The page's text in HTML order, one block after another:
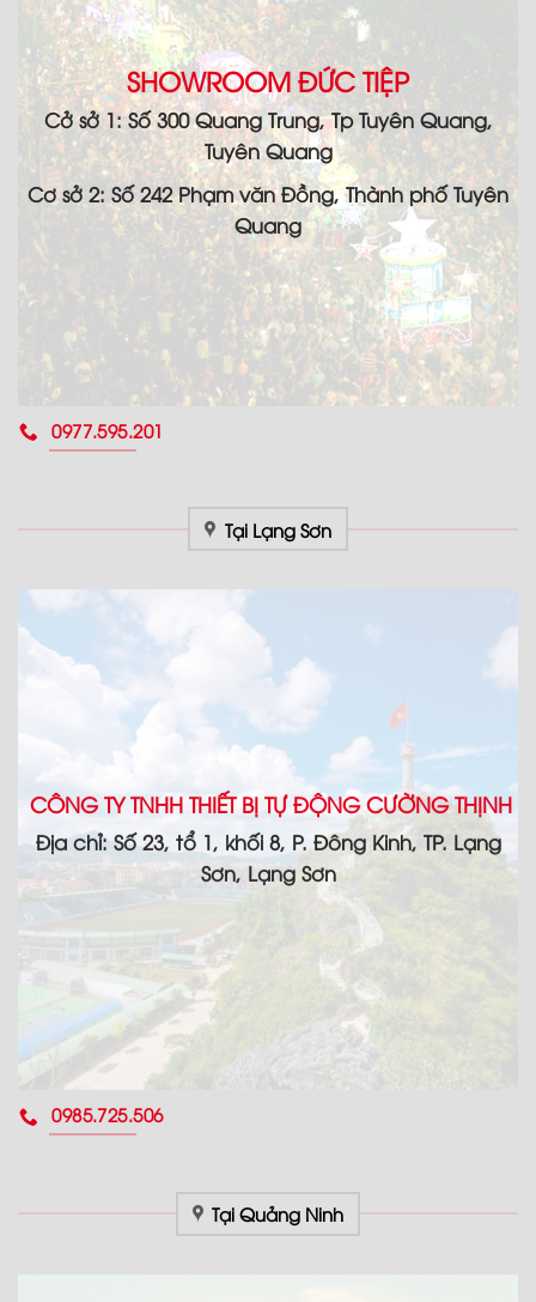
SHOWROOM ĐỨC TIỆP
Cở sở 1: Số 300 Quang Trung, Tp Tuyên Quang,
Tuyên Quang
Cơ sở 2: Số 242 Phạm văn Đồng, Thành phố Tuyên
Quang
0977.595.201
Tại Lạng Sơn
CÔNG TY TNHH THIẾT BỊ TỰ ĐỘNG CƯỜNG THỊNH
Địa chỉ: Số 23, tổ 1, khối 8, P. Đông Kinh, TP. Lạng
Sơn, Lạng Sơn
0985.725.506
Tại Quảng Ninh